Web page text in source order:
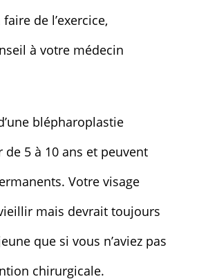
de l’exercice,
à votre médecin
blépharoplastie
de 5 à 10 ans et peuvent
Votre visage
mais devrait toujours
que si vous n’aviez pas
chirurgicale.